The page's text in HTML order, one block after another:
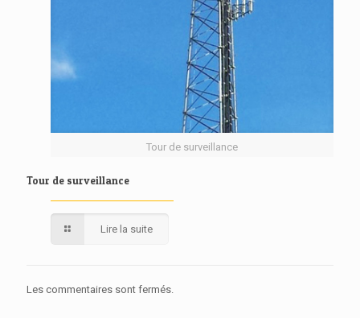
Tour de surveillance
Tour de surveillance
Lire la suite
Les commentaires sont fermés.